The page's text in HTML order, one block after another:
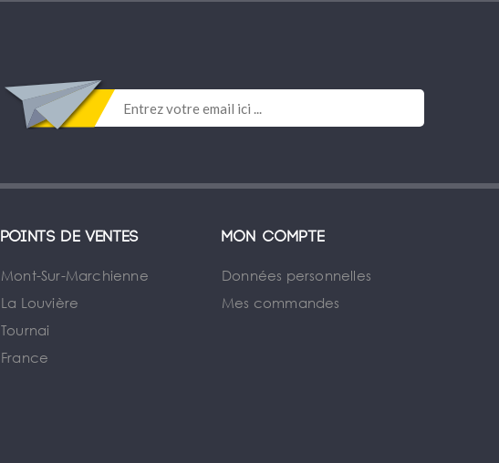
Points de ventes
Mont-Sur-Marchienne
La Louvière
Tournai
France
Mon compte
Données personnelles
Mes commandes